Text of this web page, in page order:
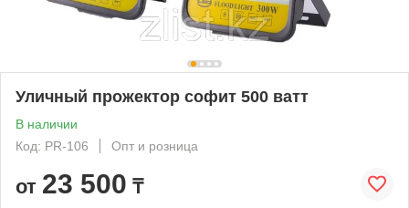
Уличный прожектор софит 500 ватт
В наличии
Код: PR-106
Опт и розница
от 23 500 ₸